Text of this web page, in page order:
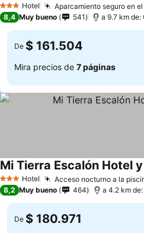
3 Estrellas
Hotel Aparcamiento seguro en
8,4 Muy bueno 541 a 9.7 km de:
De $ 161.504
Mira precios de 7 páginas
3 Estrellas
Hotel Acceso nocturno a la
Mi Tierra Escalón Hotel
8,2 Muy bueno 464 a 4.2 km
De $ 180.971